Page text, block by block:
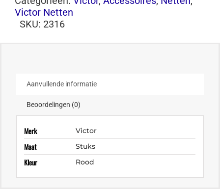
Victor Netten
SKU: 2316
Aanvullende informatie
Beoordelingen (0)
Merk Victor
Maat Stuks
Kleur Rood